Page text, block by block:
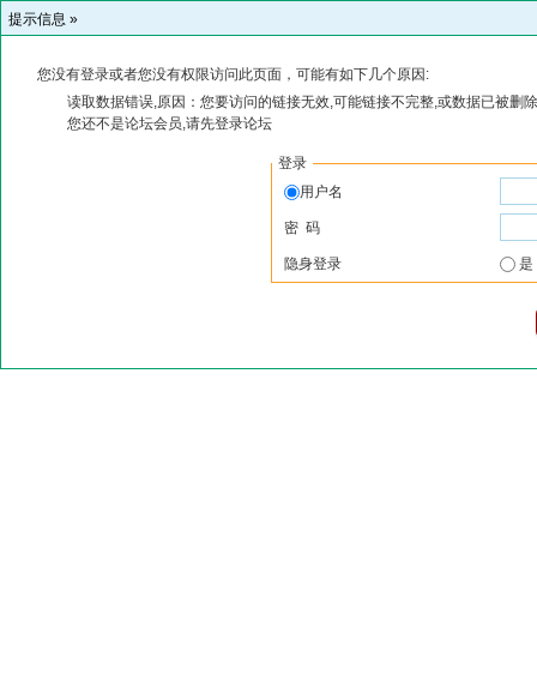
提示信息 »
您没有登录或者您没有权限访问此页面，可能有如下几个原因:
读取数据错误,原因：您要访问的链接无效,可能链接不完整,或数据已被删
您还不是论坛会员,请先登录论坛
登录
用户名
密 码
隐身登录